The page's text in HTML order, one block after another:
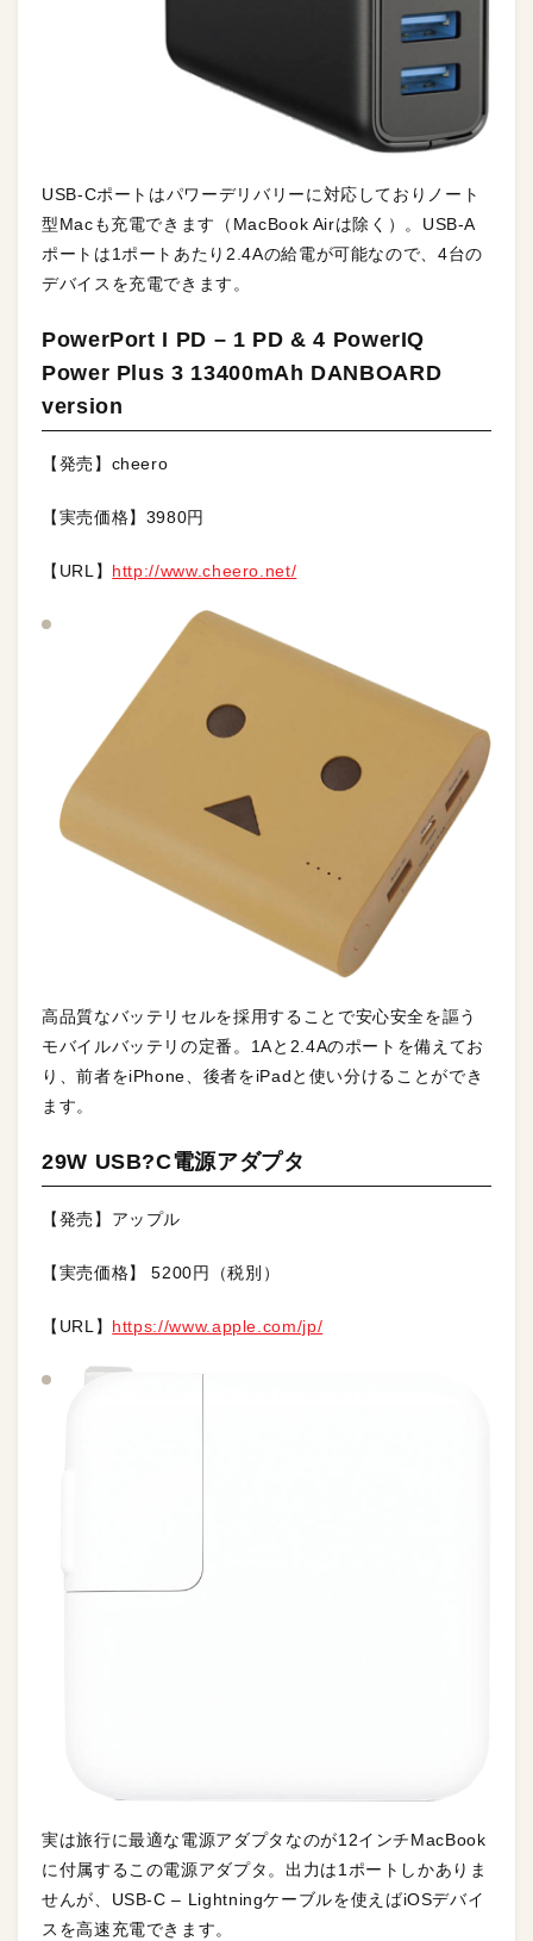
USB-Cポートはパワーデリバリーに対応しておりノート
型Macも充電できます（MacBook Airは除く）。USB-A
ポートは1ポートあたり2.4Aの給電が可能なので、4台の
デバイスを充電できます。
PowerPort I PD – 1 PD & 4 PowerIQ
Power Plus 3 13400mAh DANBOARD
version
【発売】cheero
【実売価格】3980円
【URL】 http://www.cheero.net/
高品質なバッテリセルを採用することで安心安全を謳う
モバイルバッテリの定番。1Aと2.4Aのポートを備えてお
り、前者をiPhone、後者をiPadと使い分けることができ
ます。
29W USB?C電源アダプタ
【発売】アップル
【実売価格】 5200円（税別）
【URL】 https://www.apple.com/jp/
実は旅行に最適な電源アダプタなのが12インチMacBook
に付属するこの電源アダプタ。出力は1ポートしかありま
せんが、USB-C – Lightningケーブルを使えばiOSデバイ
スを高速充電できます。